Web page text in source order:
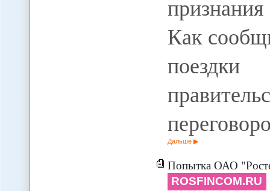
Как
Дальше
Попытка ОАО
ROSFINCOM.RU